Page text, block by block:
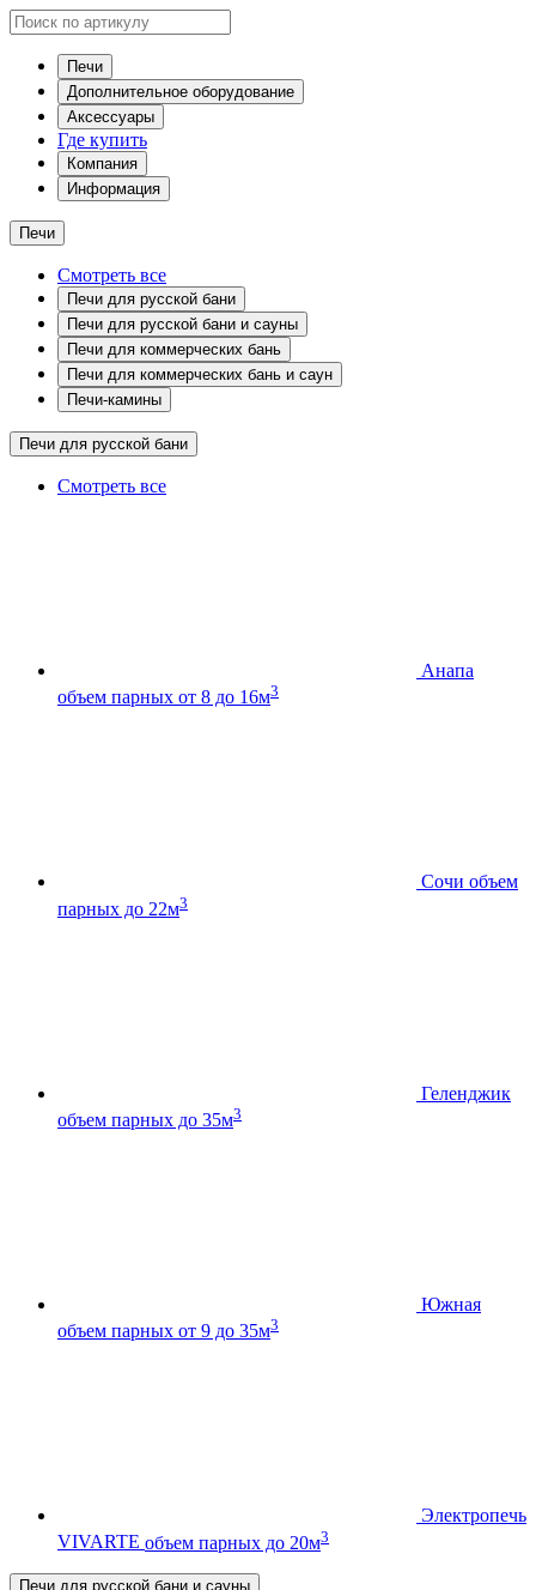
Печи
Дополнительное оборудование
Аксессуары
Где купить
Компания
Информация
Печи
Смотреть все
Печи для русской бани
Печи для русской бани и сауны
Печи для коммерческих бань
Печи для коммерческих бань и саун
Печи-камины
Печи для русской бани
Смотреть все
Анапа
объем парных от 8 до 16м3
Сочи объем
парных до 22м3
Геленджик
объем парных до 35м3
Южная
объем парных от 9 до 35м3
Электропечь
VIVARTE объем парных до 20м3
Печи для русской бани и сауны